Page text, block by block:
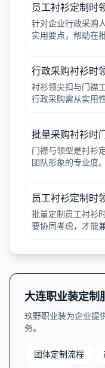
员工衬衫定制时
针对企业行政采购
实用要点，帮助在
行政采购衬衫时
衬衫领尖扣与门襟
行政采购需从实用
批量采购衬衫时
门襟与领型是衬衫
团队形象的专业度
员工衬衫定制时
批量定制员工衬衫
要协同考虑，才能
大连职业装定制
玖野职业装为企业提
务。
团体定制流程